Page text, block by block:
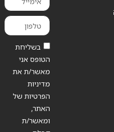
בשליחת
הטופס אני
מאשר/ת את
מדיניות
הפרטיות של
האתר,
ומאשר/ת